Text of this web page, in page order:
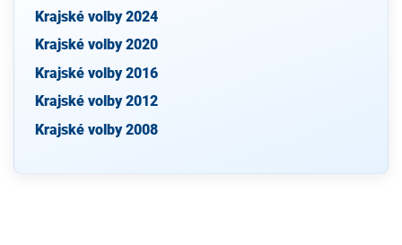
Krajské volby 2024
Krajské volby 2020
Krajské volby 2016
Krajské volby 2012
Krajské volby 2008